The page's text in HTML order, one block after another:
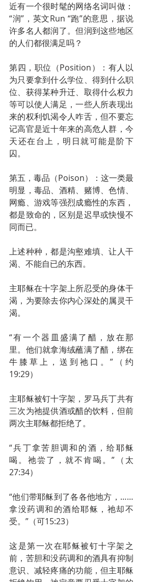
近有一个很时髦的网络名词叫做：
“润”，英文Run “跑”的意思，据说
许多名人都润了。但润到这些地区
的人们都很满足吗？
第四，职位（Position）：有人以
为只要拿到什么学位、得到什么职
位、获得某种升迁、取得什么权力
等可以使人满足，一些人所表现出
来的权利饥渴令人咋舌，但不要忘
记高官是近十年来的高危人群，今
天还在台上，明日就可能是阶下
囚。
第五，毒品（Poison）：这一类最
明显，毒品、酒精、赌博、色情、
网瘾、游戏等强烈成瘾性的东西，
都是致命的，区别是迟早或快慢不
同而已。
上述种种，都是沟壑难填、让人干
渴、不能自已的东西。
主耶稣在十字架上所忍受的身体干
渴，为要除去你内心深处的属灵干
渴。
“有一个器皿盛满了醋，放在那
里。他们就拿海绒蘸满了醋，绑在
牛膝草上，送到祂口。”（约
19:29）
主耶稣被钉十字架，罗马兵丁共有
三次为祂提供酒或醋的饮料，但前
两次主耶稣都拒绝了。
“兵丁拿苦胆调和的酒，给耶稣
喝。祂尝了，就不肯喝。”（太
27:34）
“他们带耶稣到了各各他地方，……
拿没药调和的酒给耶稣，祂却不
受。”（可15:23）
这是第一次在耶稣被钉十字架之
前，苦胆和没药调和的酒具有抑制
意识、减轻疼痛的功能，但主耶稣